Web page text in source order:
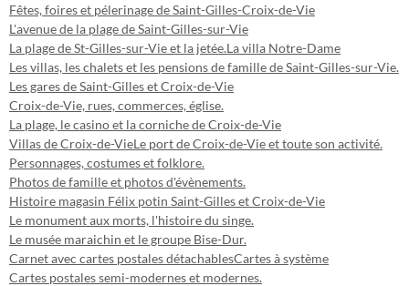
Fêtes, foires et pélerinage de Saint-Gilles-Croix-de-Vie
L'avenue de la plage de Saint-Gilles-sur-Vie
La plage de St-Gilles-sur-Vie et la jetée.La villa Notre-Dame
Les villas, les chalets et les pensions de famille de Saint-Gilles-sur-Vie.
Les gares de Saint-Gilles et Croix-de-Vie
Croix-de-Vie, rues, commerces, église.
La plage, le casino et la corniche de Croix-de-Vie
Villas de Croix-de-VieLe port de Croix-de-Vie et toute son activité.
Personnages, costumes et folklore.
Photos de famille et photos d'évènements.
Histoire magasin Félix potin Saint-Gilles et Croix-de-Vie
Le monument aux morts, l'histoire du singe.
Le musée maraichin et le groupe Bise-Dur.
Carnet avec cartes postales détachablesCartes à système
Cartes postales semi-modernes et modernes.